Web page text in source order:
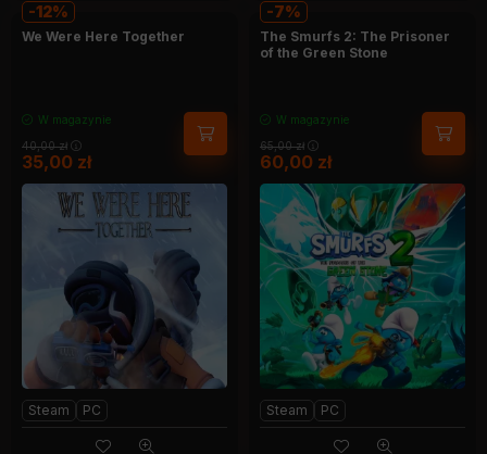
12
We Were Here Together
W magazynie
40,00zł
35,00 zł
Steam PC
7
The Smurfs 2: The Prisoner
of the Green Stone
W magazynie
65,00zł
60,00 zł
Steam PC